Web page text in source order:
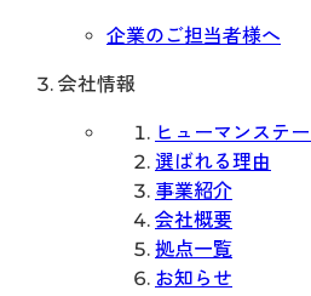
企業のご担当者様へ
会社情報
ヒューマンステ
選ばれる理由
事業紹介
会社概要
拠点一覧
お知らせ